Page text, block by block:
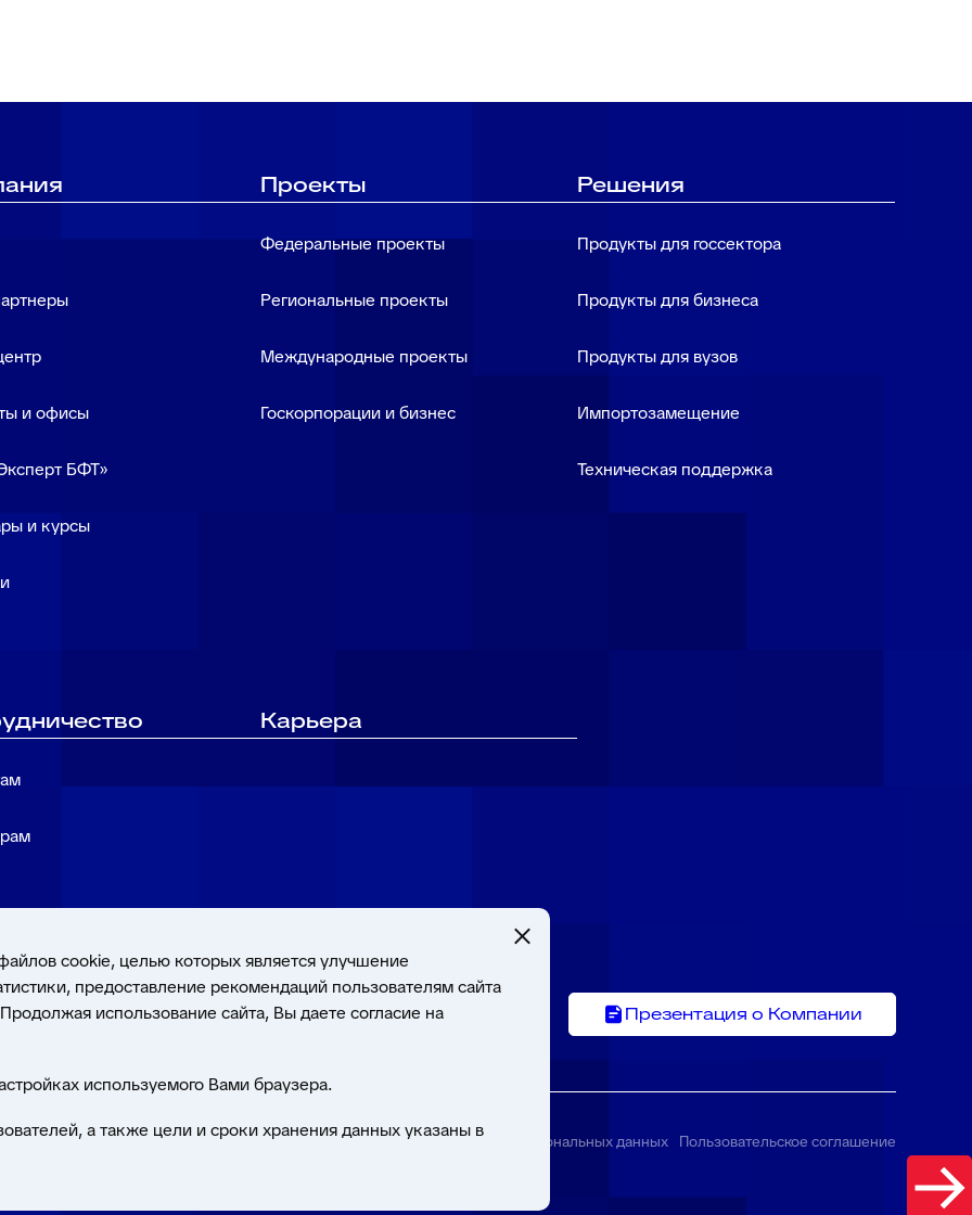
и офисы
БФТ»
и курсы
Проекты
Федеральные проекты
Региональные проекты
Международные проекты
Госкорпорации и бизнес
Решения
Продукты для госсектора
Продукты для бизнеса
Продукты для вузов
Импортозамещение
Техническая поддержка
Карьера
стандарта
Презентация о Компании
и Финансовые Технологии»
Политика в отношении обработки персональных данных Пользовательское соглашение
cookie, целью которых является улучшение
предоставление рекомендаций пользователям сайта
использование сайта, Вы даете согласие на
используемого Вами браузера.
а также цели и сроки хранения данных указаны в